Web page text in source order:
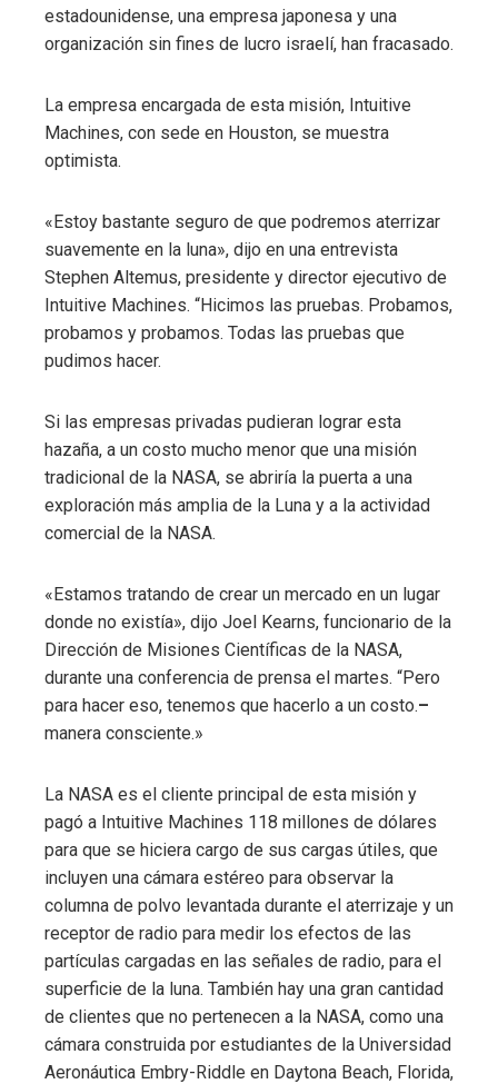
estadounidense, una empresa japonesa y una
organización sin fines de lucro israelí, han fracasado.
La empresa encargada de esta misión, Intuitive
Machines, con sede en Houston, se muestra
optimista.
«Estoy bastante seguro de que podremos aterrizar
suavemente en la luna», dijo en una entrevista
Stephen Altemus, presidente y director ejecutivo de
Intuitive Machines. “Hicimos las pruebas. Probamos,
probamos y probamos. Todas las pruebas que
pudimos hacer.
Si las empresas privadas pudieran lograr esta
hazaña, a un costo mucho menor que una misión
tradicional de la NASA, se abriría la puerta a una
exploración más amplia de la Luna y a la actividad
comercial de la NASA.
«Estamos tratando de crear un mercado en un lugar
donde no existía», dijo Joel Kearns, funcionario de la
Dirección de Misiones Científicas de la NASA,
durante una conferencia de prensa el martes. “Pero
para hacer eso, tenemos que hacerlo a un costo.–
manera consciente.»
La NASA es el cliente principal de esta misión y
pagó a Intuitive Machines 118 millones de dólares
para que se hiciera cargo de sus cargas útiles, que
incluyen una cámara estéreo para observar la
columna de polvo levantada durante el aterrizaje y un
receptor de radio para medir los efectos de las
partículas cargadas en las señales de radio, para el
superficie de la luna. También hay una gran cantidad
de clientes que no pertenecen a la NASA, como una
cámara construida por estudiantes de la Universidad
Aeronáutica Embry-Riddle en Daytona Beach, Florida,